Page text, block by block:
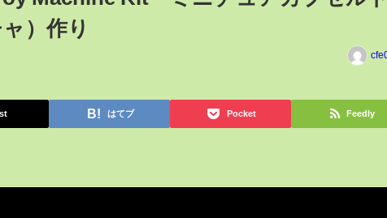
）作り
はてブ Pocket Feedly